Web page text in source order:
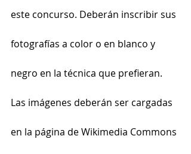
este concurso. Deberán inscribir sus
fotografías a color o en blanco y
negro en la técnica que prefieran.
Las imágenes deberán ser cargadas
en la página de Wikimedia Commons